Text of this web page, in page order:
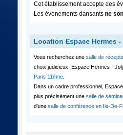
Cet établissement accepte des
Les événements dansants ne
Location Espace Hermes
Vous recherchez une salle de
choix judicieux. Espace Hermes -
Paris 11ème
Dans un cadre professionnel,
plus précisément une salle de
d'une salle de conférence en Ile-De-